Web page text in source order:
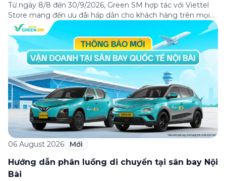
Từ ngày 8/8 đến 30/9/2026, Green SM hợp tác với Viettel
Store mang đến ưu đãi hấp dẫn cho khách hàng trên mọi
hành trình đến hệ thống Viettel Store toàn quốc – nơi đang
mở bán siêu phẩm màn hình gập mới nhất Samsung
Galaxy Z Fold 8 Ultra. Với sự hợp tác này, […]
06 August 2026 Mới
Hướng dẫn phân luồng di chuyển tại sân bay Nội
Bài